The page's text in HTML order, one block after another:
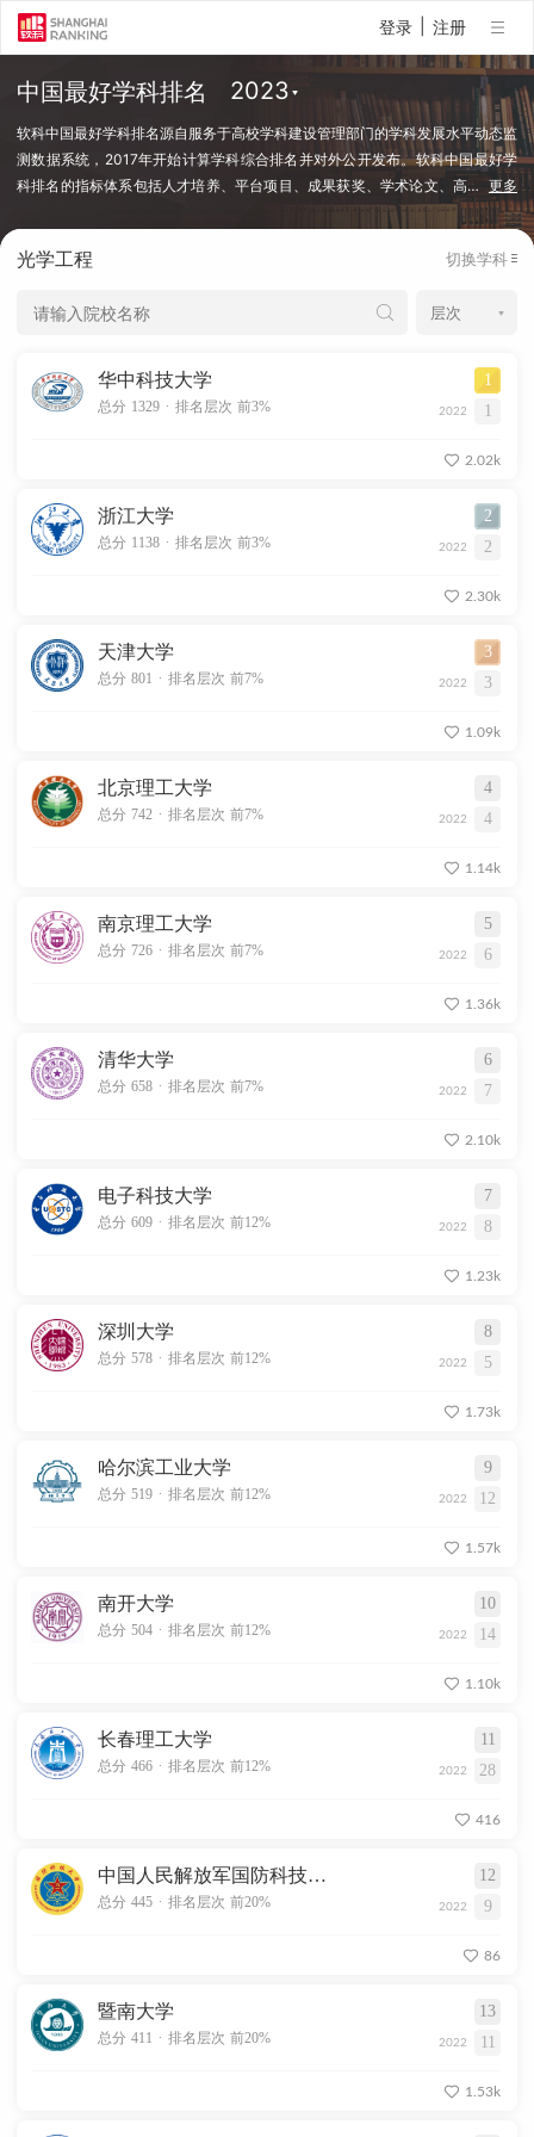
登录 注册
中国最好学科排名
…更多
软科中国最好学科排名源自服务于高校学科建设管理部门的学科发展水平动态监
测数据系统，2017年开始计算学科综合排名并对外公开发布。软科中国最好学
科排名的指标体系包括人才培养、平台项目、成果获奖、学术论文、高
端人才等指标类别，使用百余项学科建设管理中密切关注的指标变量，强调通过
好学科排名采用的学科口径是国务院学位委员会、教育部颁布的《研究生教育学
对象是在该学科设有研究生学位授权点的所有高校，发布的是在该学科排名前
业学位类别，涉及超过500所高校的上万个学科点（查看排名方法）。
光学工程 切换学科
华中科技大学 1
总分 1329 . 排名层次 前3% 2022 1
2.02k
浙江大学 2
总分 1138 . 排名层次 前3% 2022 2
2.30k
天津大学 3
总分 801 . 排名层次 前7% 2022 3
1.09k
北京理工大学 4
总分 742 . 排名层次 前7% 2022 4
1.14k
南京理工大学 5
总分 726 . 排名层次 前7% 2022 6
1.36k
清华大学 6
总分 658 . 排名层次 前7% 2022 7
2.10k
电子科技大学 7
总分 609 . 排名层次 前12% 2022 8
1.23k
深圳大学 8
总分 578 . 排名层次 前12% 2022 5
1.73k
哈尔滨工业大学 9
总分 519 . 排名层次 前12% 2022 12
1.57k
南开大学 10
总分 504 . 排名层次 前12% 2022 14
1.10k
长春理工大学 11
总分 466 . 排名层次 前12% 2022 28
416
中国人民解放军国防科技大学 12
总分 445 . 排名层次 前20% 2022 9
86
暨南大学 13
总分 411 . 排名层次 前20% 2022 11
1.53k